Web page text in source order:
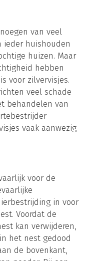
van veel
ieder huishouden
huizen. Maar
hebben
voor zilvervisjes.
veel schade
behandelen van
vaak aanwezig
voor de
in voor
Voordat de
kan verwijderen,
het nest gedood
de bovenkant,